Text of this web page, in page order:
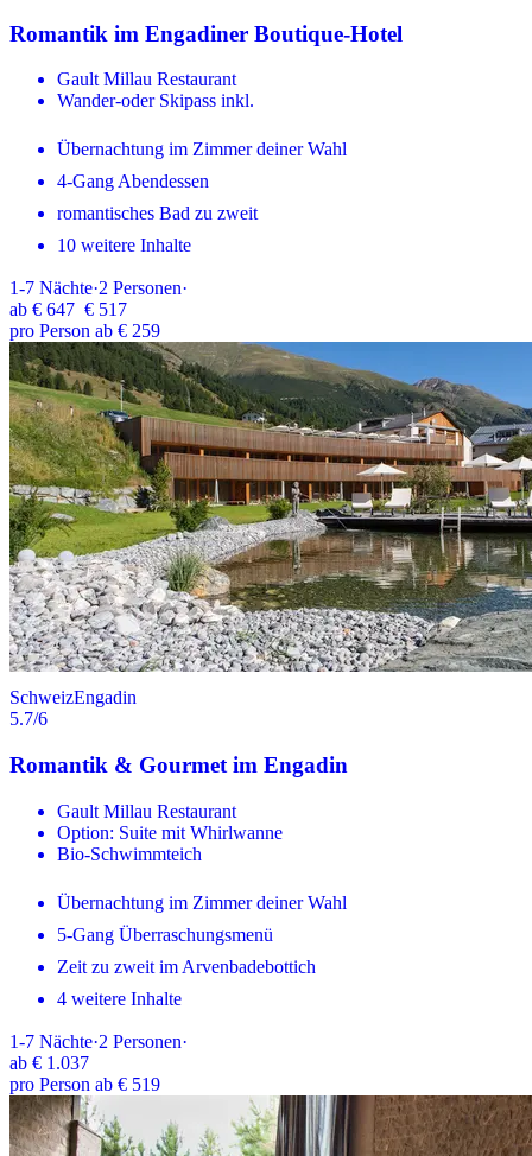
Romantik im Engadiner Boutique-Hotel
Gault Millau Restaurant
Wander-oder Skipass inkl.
Übernachtung im Zimmer deiner Wahl
4-Gang Abendessen
romantisches Bad zu zweit
10 weitere Inhalte
1-7 Nächte·2 Personen·
ab € 647 € 517
pro Person ab € 259
SchweizEngadin
5.7/6
Romantik & Gourmet im Engadin
Gault Millau Restaurant
Option: Suite mit Whirlwanne
Bio-Schwimmteich
Übernachtung im Zimmer deiner Wahl
5-Gang Überraschungsmenü
Zeit zu zweit im Arvenbadebottich
4 weitere Inhalte
1-7 Nächte·2 Personen·
ab € 1.037
pro Person ab € 519